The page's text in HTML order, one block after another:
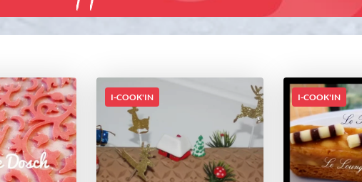
I-COOK'IN I-COOK'IN